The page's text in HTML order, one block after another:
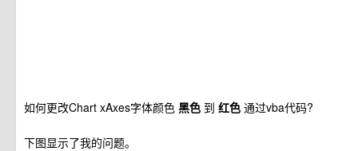
如何更改Chart xAxes字体颜色 黑色 到 红色 通过vba代码?
下图显示了我的问题。